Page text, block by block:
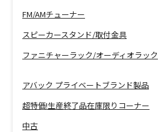
FM/AMチューナー
スピーカースタンド/取付金具
ファニチャーラック/オーディオラック
アバック プライベートブランド製品
超特価!生産終了品在庫限りコーナー
中古